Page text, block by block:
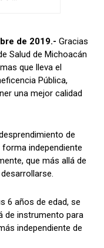
de 2019.- Gracias
Salud de Michoacán
que lleva el
Pública,
una mejor calidad
de
independiente
que más allá de
6 años de edad, se
de instrumento para
independiente de